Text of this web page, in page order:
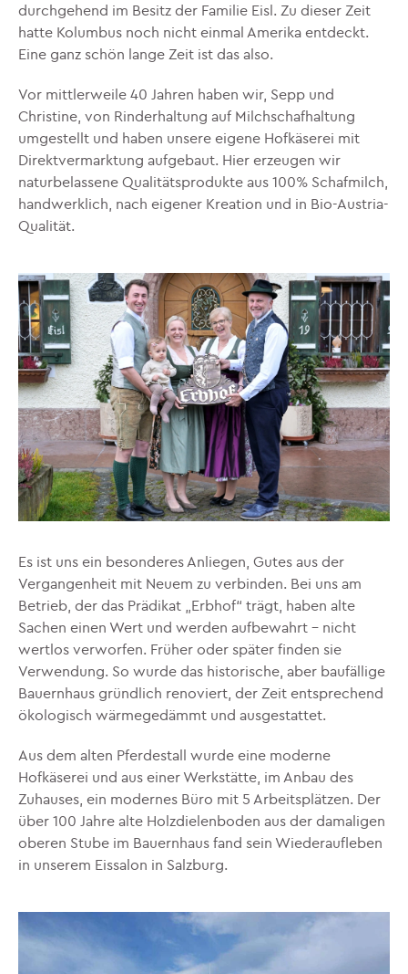
durchgehend im Besitz der Familie Eisl. Zu dieser Zeit
hatte Kolumbus noch nicht einmal Amerika entdeckt.
Eine ganz schön lange Zeit ist das also.
Vor mittlerweile 40 Jahren haben wir, Sepp und
Christine, von Rinderhaltung auf Milchschafhaltung
umgestellt und haben unsere eigene Hofkäserei mit
Direktvermarktung aufgebaut. Hier erzeugen wir
naturbelassene Qualitätsprodukte aus 100% Schafmilch,
handwerklich, nach eigener Kreation und in Bio-Austria-
Qualität.
Es ist uns ein besonderes Anliegen, Gutes aus der
Vergangenheit mit Neuem zu verbinden. Bei uns am
Betrieb, der das Prädikat „Erbhof“ trägt, haben alte
Sachen einen Wert und werden aufbewahrt – nicht
wertlos verworfen. Früher oder später finden sie
Verwendung. So wurde das historische, aber baufällige
Bauernhaus gründlich renoviert, der Zeit entsprechend
ökologisch wärmegedämmt und ausgestattet.
Aus dem alten Pferdestall wurde eine moderne
Hofkäserei und aus einer Werkstätte, im Anbau des
Zuhauses, ein modernes Büro mit 5 Arbeitsplätzen. Der
über 100 Jahre alte Holzdielenboden aus der damaligen
oberen Stube im Bauernhaus fand sein Wiederaufleben
in unserem Eissalon in Salzburg.